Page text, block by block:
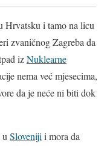
Hrvatsku i tamo na licu
zvaničnog Zagreba da
izNuklearne
nema već mjesecima,
da je neće ni biti dok
uSlovenijii mora da